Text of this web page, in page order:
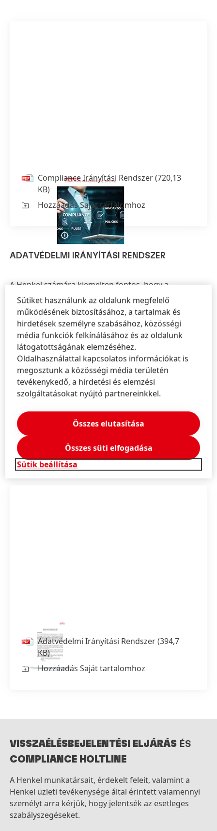
Compliance Irányítási Rendszer(720,13
KB)
Hozzáadás Saját tartalomhoz
ADATVÉDELMI IRÁNYÍTÁSI RENDSZER
A Henkel számára kiemelten fontos, hogy a
személyes adatok kezelése jogszerű módon
történjen, és ezen érdek mentén megfelelő
adatvédelmi irányítási rendszer működjön a
vállalatnál.
A Henkel európai Adatvédelmi Irányítási Rendszerét
2019-ben auditálták az IDW PS 980 auditálási
szabvány alapján és az IDW PH 9860.1 szabvány
figyelembevételével az irányítási rendszer
alkalmassága, végrehajtása és hatékonysága
tekintetében.
A Henkel az első a német vállalatok közül, amely
sikerrel felelt meg ilyen jellegű auditnak az Európai
Unió Általános Adatvédelmi Rendeletének hatályba
lépését követően.
Adatvédelmi Irányítási Rendszer(394,7
KB)
Hozzáadás Saját tartalomhoz
VISSZAÉLÉSBEJELENTÉSI ELJÁRÁS ÉS
COMPLIANCE HOLTLINE
A Henkel munkatársait, érdekelt feleit, valamint a
Henkel üzleti tevékenysége által érintett valamennyi
személyt arra kérjük, hogy jelentsék az esetleges
szabályszegéseket.
Sütiket használunk az oldalunk megfelelő
működésének biztosításához, a tartalmak és
hirdetések személyre szabásához, közösségi
média funkciók felkínálásához és az oldalunk
látogatottságának elemzéséhez.
Oldalhasználattal kapcsolatos információkat is
megosztunk a közösségi média területén
tevékenykedő, a hirdetési és elemzési
szolgáltatásokat nyújtó partnereinkkel.
Sütik beállítása
Összes elutasítása
Összes süti elfogadása